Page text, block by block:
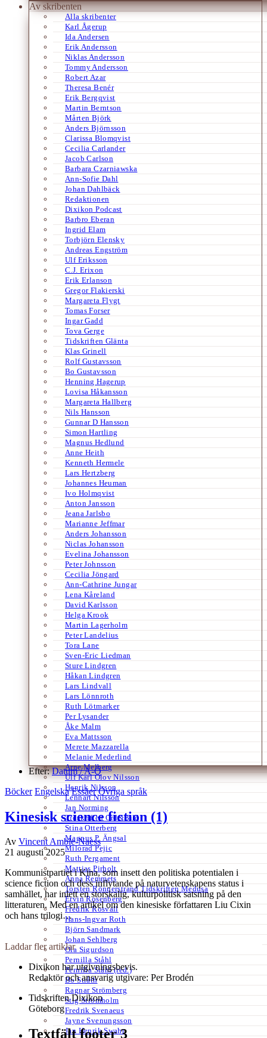
Av skribenten
Alla skribenter
Karl Ågerup
Ida Andersen
Erik Andersson
Niklas Andersson
Tommy Andersson
Robert Azar
Theresa Benér
Erik Bergqvist
Martin Berntson
Mårten Björk
Anders Björnsson
Clarissa Blomqvist
Cecilia Carlander
Jacob Carlson
Barbara Czarniawska
Ann-Sofie Dahl
Johan Dahlbäck
Redaktionen
Dixikon Podcast
Barbro Eberan
Ingrid Elam
Torbjörn Elensky
Andreas Engström
Ulf Eriksson
C.J. Erixon
Erik Erlanson
Gregor Flakierski
Margareta Flygt
Tomas Forser
Ingar Gadd
Tova Gerge
Tidskriften Glänta
Klas Grinell
Rolf Gustavsson
Bo Gustavsson
Henning Hagerup
Lovisa Håkansson
Margareta Hallberg
Nils Hansson
Gunnar D Hansson
Simon Hartling
Magnus Hedlund
Anne Heith
Kenneth Hermele
Lars Hertzberg
Johannes Heuman
Ivo Holmqvist
Anton Jansson
Jeana Jarlsbo
Marianne Jeffmar
Anders Johansson
Niclas Johansson
Evelina Johansson
Peter Johnsson
Cecilia Jöngard
Ann-Cathrine Jungar
Lena Kåreland
David Karlsson
Helga Krook
Martin Lagerholm
Peter Landelius
Tora Lane
Sven-Eric Liedman
Sture Lindgren
Håkan Lindgren
Lars Lindvall
Lars Lönnroth
Ruth Lötmarker
Per Lysander
Åke Malm
Eva Mattsson
Merete Mazzarella
Melanie Mederlind
Arne Melberg
Ulf Karl Olov Nilsson
Henrik Nilsson
Lennart Nilsson
Jan Norming
Tidskriften Ord&Bild
Stina Otterberg
Magnus P. Ängsal
Milorad Pejic
Ruth Pergament
Mattias Pirholt
Anna Remmets
Torsten Rönnerstrand Tidskriften Medusa
Ervin Rosenberg
Fredrik Rosvall
Hans-Ingvar Roth
Björn Sandmark
Johan Sehlberg
Ola Sigurdson
Pernilla Ståhl
Pernilla Ståhl (red.)
Bo Stråth
Ragnar Strömberg
Stig Strömholm
Fredrik Svenaeus
Jayne Svenungsson
Jan Henrik Swahn
Efter:Datum /A-Ö
Böcker Engelska Essäer Övriga språk
Kinesisk science fiction (1)
Av Vincent Amble-Naess
21 augusti 2025
Kommunistpartiet i Kina, som insett den politiska potentialen i
science fiction och dess inflytande på naturvetenskapens status i
samhället, har inlett en storskalig, kulturpolitisk satsning på den
litteraturen. Med en artikel om den kinesiske författaren Liu Cixin
och hans trilogi…
Laddar fler artiklar
Dixikon har utgivningsbevis.
Redaktör och ansvarig utgivare: Per Brodén
Tidskriften Dixikon
Göteborg
Textfält footer 3